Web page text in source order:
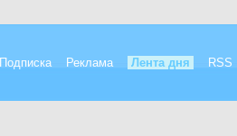
Подписка Реклама Лента дня RSS